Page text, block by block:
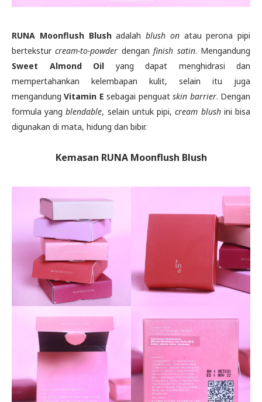
RUNA Moonflush Blushadalah blush onatau perona pipi
berteksturcream-to-powder denganfinish satin. Mengandung
Sweet Almond Oil yang dapat menghidrasi dan
mempertahankan kelembapan kulit, selain itu juga
mengandungVitamin E sebagai penguatskin barrier. Dengan
formula yangblendable, selain untuk pipi,cream blushini bisa
digunakan di mata, hidung dan bibir.
Kemasan RUNA Moonflush Blush